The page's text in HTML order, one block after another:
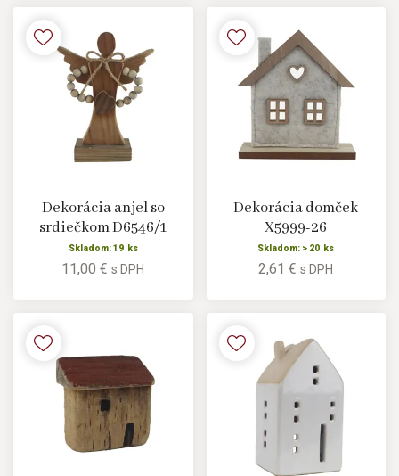
Dekorácia anjel so
srdiečkom D6546/1
Skladom: 19 ks
11,00 €s DPH
Dekorácia domček
X5999-26
Skladom: > 20 ks
2,61 €s DPH